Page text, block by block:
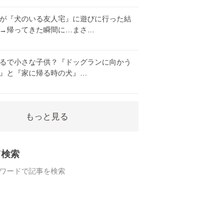
『犬のいる友人宅』に遊びに行った結
帰ってきた瞬間に…まさ…
で小さな子供？『ドッグランに向かう
と『家に帰る時の犬』…
もっと見る
索
ードで記事を検索